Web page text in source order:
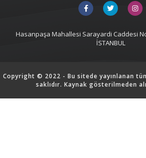
Hasanpaşa Mahallesi Sarayardi Caddesi
İSTANBUL
Copyright © 2022 - Bu sitede yayınlanan
saklıdır. Kaynak gösterilmeden